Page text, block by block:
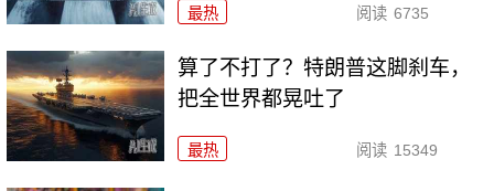
最热 阅读 6735
算了不打了？特朗普这脚刹车，
把全世界都晃吐了
最热 阅读 15349